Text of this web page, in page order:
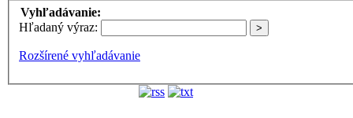
Vyhľadávanie:
Hľadaný výraz:
Rozšírené vyhľadávanie